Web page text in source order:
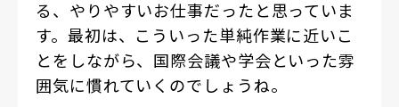
る、やりやすいお仕事だったと思っていま
す。最初は、こういった単純作業に近いこ
とをしながら、国際会議や学会といった雰
囲気に慣れていくのでしょうね。